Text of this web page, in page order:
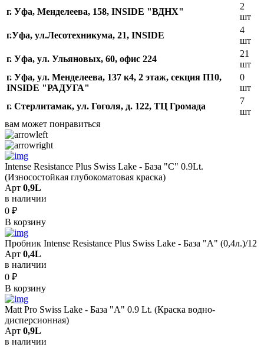
г. Уфа, Менделеева, 158, INSIDE "ВДНХ"
2
шт
г.Уфа, ​ул.Лесотехникума, 21, INSIDE
4
шт
г. Уфа, ул. Ульяновых, 60, офис 224
21
шт
г. Уфа, ул. Менделеева, 137 к4, ​2 этаж, секция П10,
INSIDE "РАДУГА"
0
шт
г. Стерлитамак, ул. Гоголя, д. 122, ТЦ Громада
7
шт
вам может понравиться
Intense Resistance Plus Swiss Lake - База "C" 0.9Lt.
(Износостойкая глубокоматовая краска)
Арт 0,9L
в наличии
0 ₽
В корзину
Пробник Intense Resistance Plus Swiss Lake - База "A" (0,4л.)/12
Арт 0,4L
в наличии
0 ₽
В корзину
Matt Pro Swiss Lake - База "A" 0.9 Lt. (Краска водно-
дисперсионная)
Арт 0,9L
в наличии